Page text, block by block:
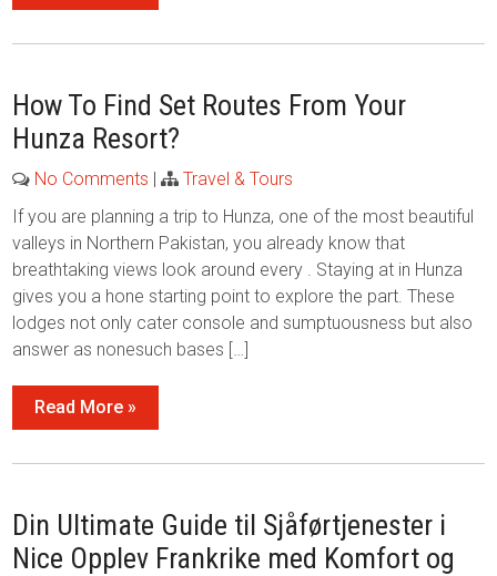
How To Find Set Routes From Your
Hunza Resort?
No Comments |
Travel & Tours
If you are planning a trip to Hunza, one of the most beautiful
valleys in Northern Pakistan, you already know that
breathtaking views look around every . Staying at in Hunza
gives you a hone starting point to explore the part. These
lodges not only cater console and sumptuousness but also
answer as nonesuch bases […]
Read More »
Din Ultimate Guide til Sjåførtjenester i
Nice Opplev Frankrike med Komfort og